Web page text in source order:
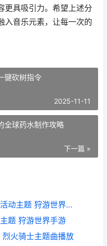
更具吸引力。希望上述分
入音乐元素，让每一次的
键砍树指令
2025-11-11
全球药水制作攻略
下一篇 »
《狩游世界》永久单日累充活动主题 狩游世界官网下载
题 狩游世界手游
烈火骑士主题曲播放